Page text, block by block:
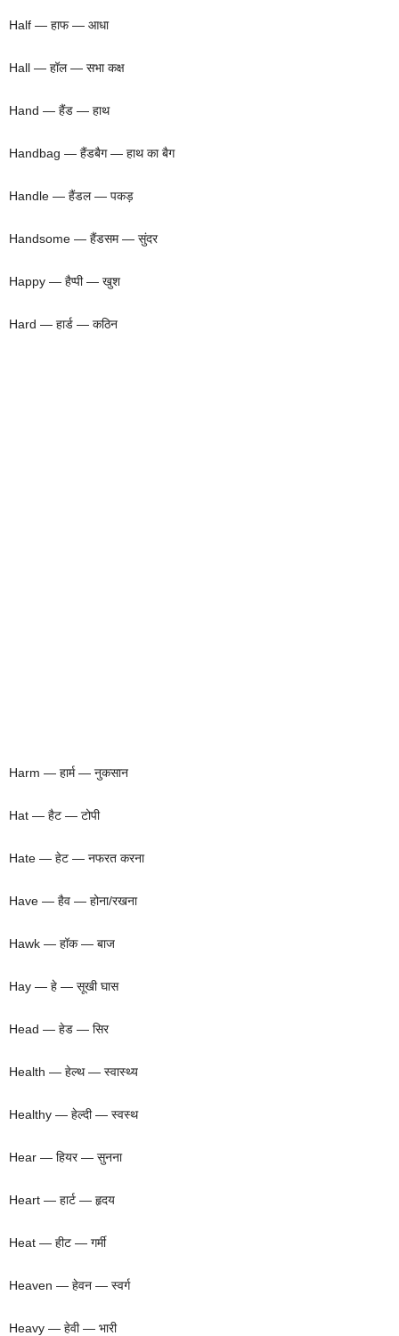
Half — हाफ — आधा
Hall — हॉल — सभा कक्ष
Hand — हैंड — हाथ
Handbag — हैंडबैग — हाथ का बैग
Handle — हैंडल — पकड़
Handsome — हैंडसम — सुंदर
Happy — हैप्पी — खुश
Hard — हार्ड — कठिन
Harm — हार्म — नुकसान
Hat — हैट — टोपी
Hate — हेट — नफरत करना
Have — हैव — होना/रखना
Hawk — हॉक — बाज
Hay — हे — सूखी घास
Head — हेड — सिर
Health — हेल्थ — स्वास्थ्य
Healthy — हेल्दी — स्वस्थ
Hear — हियर — सुनना
Heart — हार्ट — हृदय
Heat — हीट — गर्मी
Heaven — हेवन — स्वर्ग
Heavy — हेवी — भारी